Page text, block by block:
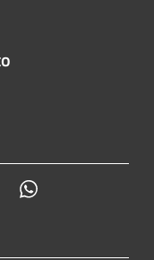
LinkedIn